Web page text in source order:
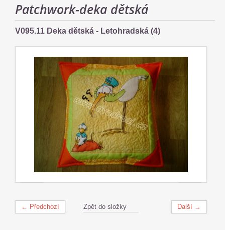
Patchwork-deka dětská
V095.11 Deka dětská - Letohradská (4)
← Předchozí Další →
Zpět do složky